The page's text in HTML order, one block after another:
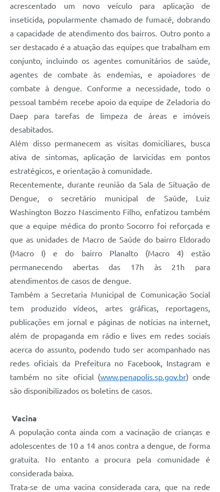
acrescentado um novo veículo para aplicação de
inseticida, popularmente chamado de fumacê, dobrando
a capacidade de atendimento dos bairros. Outro ponto a
ser destacado é a atuação das equipes que trabalham em
conjunto, incluindo os agentes comunitários de saúde,
agentes de combate às endemias, e apoiadores de
combate à dengue. Conforme a necessidade, todo o
pessoal também recebe apoio da equipe de Zeladoria do
Daep para tarefas de limpeza de áreas e imóveis
desabitados.
Além disso permanecem as visitas domiciliares, busca
ativa de sintomas, aplicação de larvicidas em pontos
estratégicos, e orientação à comunidade.
Recentemente, durante reunião da Sala de Situação de
Dengue, o secretário municipal de Saúde, Luiz
Washington Bozzo Nascimento Filho, enfatizou também
que a equipe médica do pronto Socorro foi reforçada e
que as unidades de Macro de Saúde do bairro Eldorado
(Macro I) e do bairro Planalto (Macro 4) estão
permanecendo abertas das 17h às 21h para
atendimentos de casos de dengue.
Também a Secretaria Municipal de Comunicação Social
tem produzido vídeos, artes gráficas, reportagens,
publicações em jornal e páginas de notícias na internet,
além de propaganda em rádio e lives em redes sociais
acerca do assunto, podendo tudo ser acompanhado nas
redes oficiais da Prefeitura no Facebook, Instagram e
também no site oficial (www.penapolis.sp.gov.br) onde
são disponibilizados os boletins de casos.
Vacina
A população conta ainda com a vacinação de crianças e
adolescentes de 10 a 14 anos contra a dengue, de forma
gratuita. No entanto a procura pela comunidade é
considerada baixa.
Trata-se de uma vacina considerada cara, que na rede